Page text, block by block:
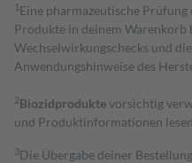
1 Eine pharmazeutische
Produkte in deinem
Wechselwirkungschecks und
Anwendungshinweise des
2Biozidproduktevorsichtig
und Produktinformationen
3Die Übergabe deiner